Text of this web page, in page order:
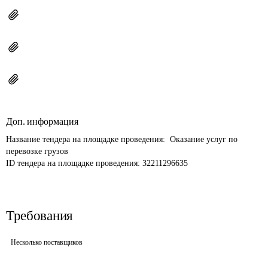
Доп. информация
Название тендера на площадке проведения: Оказание услуг по
перевозке грузов
ID тендера на площадке проведения: 32211296635
Требования
Несколько поставщиков